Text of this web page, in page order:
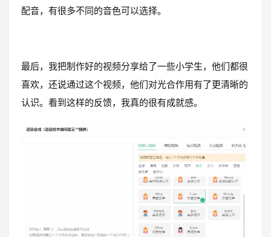
配音，有很多不同的音色可以选择。
最后，我把制作好的视频分享给了一些小学生，他们都很
喜欢，还说通过这个视频，他们对光合作用有了更清晰的
认识。看到这样的反馈，我真的很有成就感。